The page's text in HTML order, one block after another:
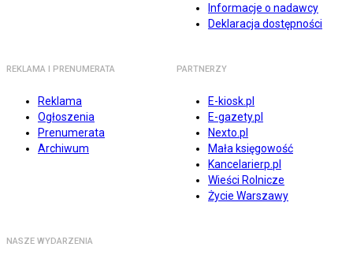
Informacje o nadawcy
Deklaracja dostępności
REKLAMA I PRENUMERATA
Reklama
Ogłoszenia
Prenumerata
Archiwum
PARTNERZY
E-kiosk.pl
E-gazety.pl
Nexto.pl
Mała księgowość
Kancelarierp.pl
Wieści Rolnicze
Życie Warszawy
NASZE WYDARZENIA